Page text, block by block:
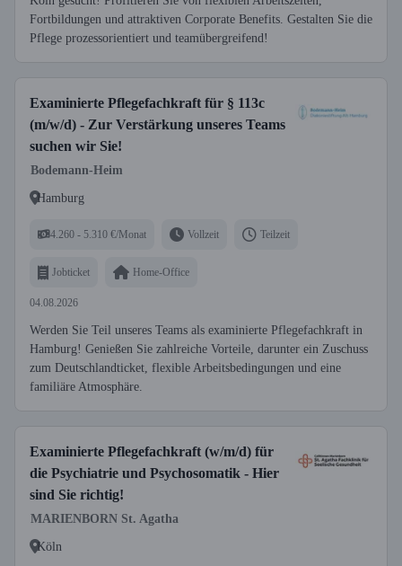
Fortbildungen und attraktiven Corporate Benefits. Gestalten Sie die
Pflege prozessorientiert und teamübergreifend!
Examinierte Pflegefachkraft für § 113c
(m/w/d) - Zur Verstärkung unseres Teams
suchen wir Sie!
Bodemann-Heim
Hamburg
4.260 - 5.310 €/Monat Vollzeit Teilzeit
Jobticket Home-Office
04.08.2026
Werden Sie Teil unseres Teams als examinierte Pflegefachkraft in
Hamburg! Genießen Sie zahlreiche Vorteile, darunter ein Zuschuss
zum Deutschlandticket, flexible Arbeitsbedingungen und eine
familiäre Atmosphäre.
Examinierte Pflegefachkraft (w/m/d) für
die Psychiatrie und Psychosomatik - Hier
sind Sie richtig!
MARIENBORN St. Agatha
Köln